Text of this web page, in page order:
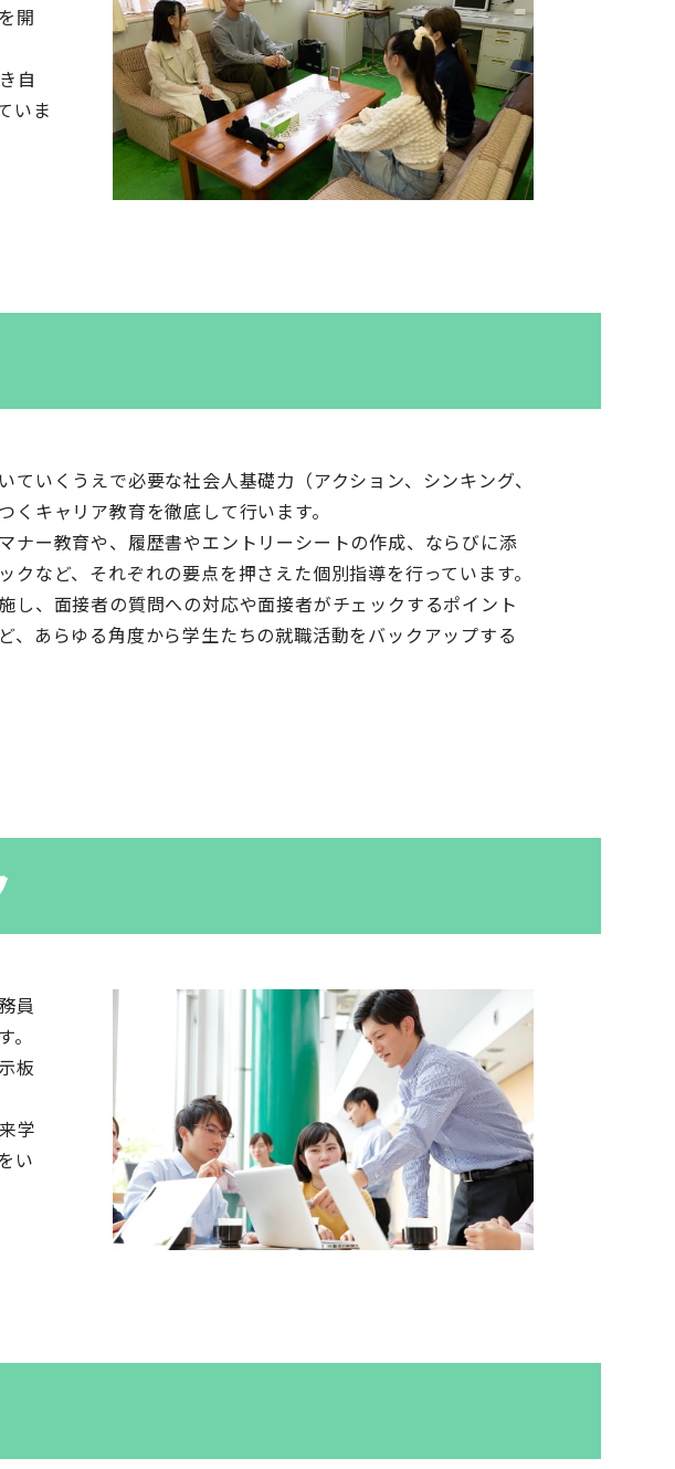
開
自
いま
ていくうえで必要な社会人基礎力（アクション、シンキング、
くキャリア教育を徹底して行います。
ナー教育や、履歴書やエントリーシートの作成、ならびに添
クなど、それぞれの要点を押さえた個別指導を行っています。
し、面接者の質問への対応や面接者がチェックするポイント
、あらゆる角度から学生たちの就職活動をバックアップする
員
板
学
い